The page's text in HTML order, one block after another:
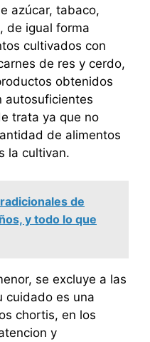
azúcar, tabaco,
de igual forma
cultivados con
de res y cerdo,
obtenidos
autosuficientes
trata ya que no
de alimentos
la cultivan.
de
y todo lo que
se excluye a las
cuidado es una
chortis, en los
y